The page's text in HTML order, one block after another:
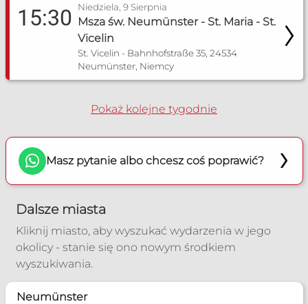
15:30 Niedziela, 9 Sierpnia
Msza św. Neumünster - St. Maria - St.
Vicelin
St. Vicelin - Bahnhofstraße 35, 24534
Neumünster, Niemcy
Pokaż kolejne tygodnie
Masz pytanie albo chcesz coś poprawić?
Dalsze miasta
Kliknij miasto, aby wyszukać wydarzenia w jego
okolicy - stanie się ono nowym środkiem
wyszukiwania.
Neumünster